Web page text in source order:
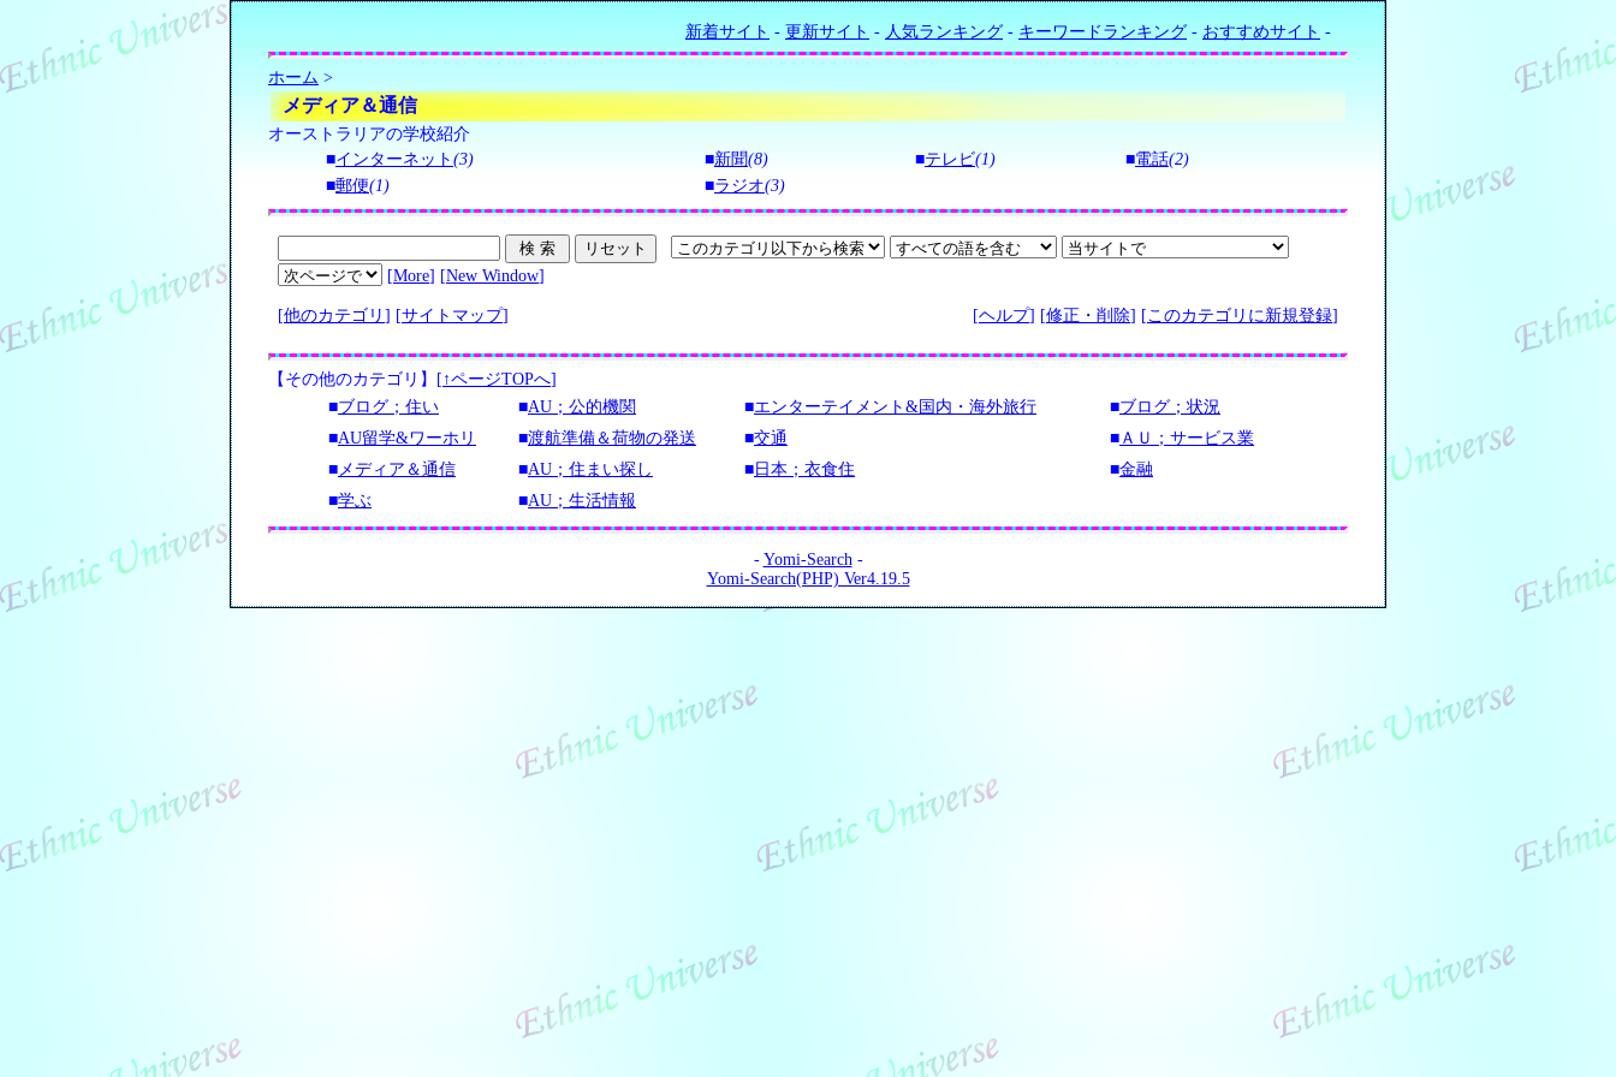
新着サイト - 更新サイト - 人気ランキング - キーワードランキング - おすすめサイト -
ホーム >
メディア＆通信
オーストラリアの学校紹介
■インターネット (3) ■新聞(8) ■テレビ(1) ■電話(2)
■郵便(1) ■ラジオ(3)
[More] [New Window]
[他のカテゴリ ] [サイトマップ] [ヘルプ] [修正・削除] [このカテゴリに新規登録]
【その他のカテゴリ】 [ ↑ページTOPへ]
■ブログ；住い ■AU；公的機関 ■エンターテイメント&国内・海外旅行 ■ブログ；状況
■AU留学&ワーホリ ■渡航準備＆荷物の発送 ■交通 ■ ＡＵ；サービス業
■メディア＆通信 ■AU；住まい探し ■ 日本；衣食住 ■金融
■学ぶ ■AU；生活情報
- Yomi-Search-
Yomi-Search(PHP) Ver4.19.5